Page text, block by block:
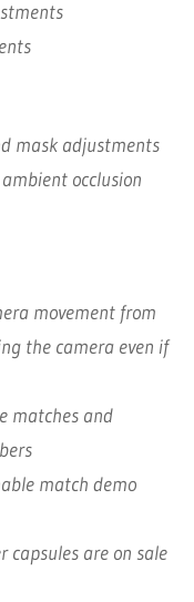
mask adjustments
occlusion
movement from
the camera even if
matches and
match demo
capsules are on sale